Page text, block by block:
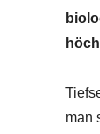
man